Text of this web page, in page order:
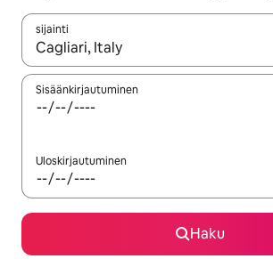
sijainti
Kun tulokset ovat saatavilla, navigoi
Sisäänkirjautuminen
Uloskirjautuminen
Haku